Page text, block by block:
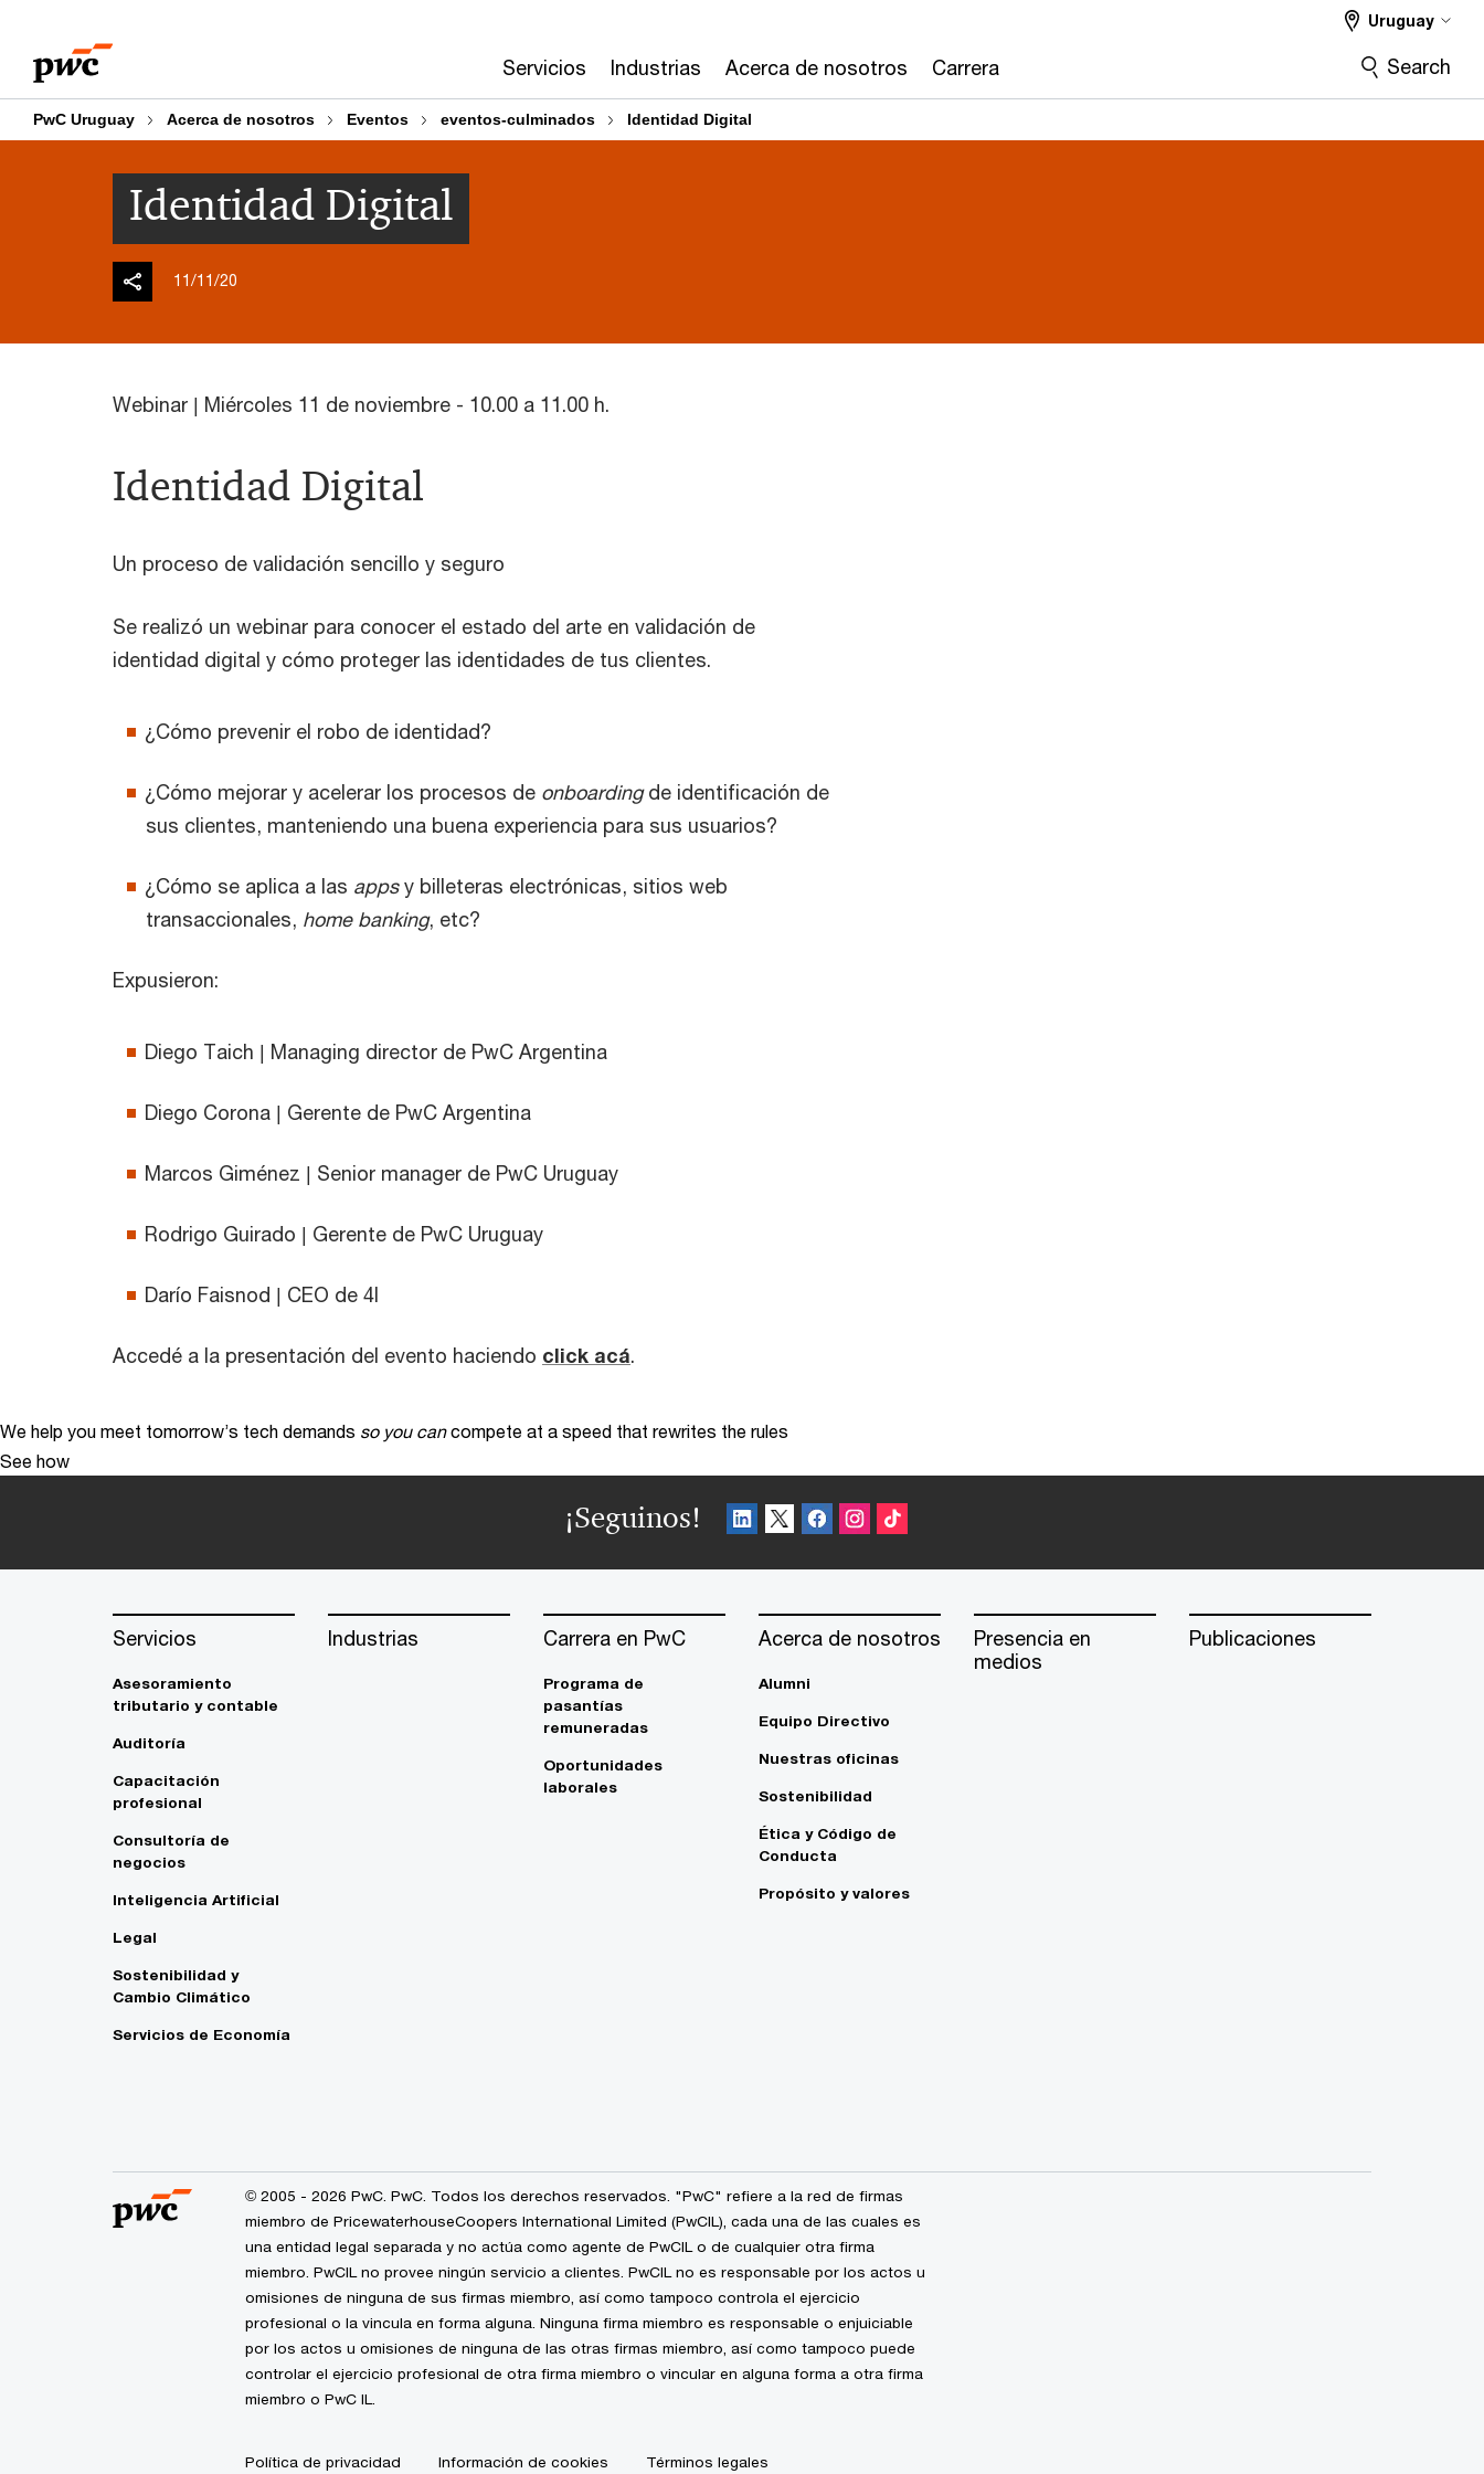
content
footer
Servicios Industrias Acerca de nosotros Carrera
Uruguay
Search
PwC Uruguay Acerca de nosotros Eventos eventos-culminados Identidad Digital
Identidad Digital
11/11/20
Webinar | Miércoles 11 de noviembre - 10.00 a 11.00 h.
Identidad Digital
Un proceso de validación sencillo y seguro
Se realizó un webinar para conocer el estado del arte en validación de
identidad digital y cómo proteger las identidades de tus clientes.
¿Cómo prevenir el robo de identidad?
¿Cómo mejorar y acelerar los procesos de onboardingde identificación de
sus clientes, manteniendo una buena experiencia para sus usuarios?
¿Cómo se aplica a las appsy billeteras electrónicas, sitios web
transaccionales, home banking, etc?
Expusieron:
Diego Taich | Managing director de PwC Argentina
Diego Corona | Gerente de PwC Argentina
Marcos Giménez | Senior manager de PwC Uruguay
Rodrigo Guirado | Gerente de PwC Uruguay
Darío Faisnod | CEO de 4I
Accedé a la presentación del evento haciendo click acá.
We help you meet tomorrow’s tech demands so you can compete at a speed that rewrites the rules
See how
¡Seguinos!
Servicios
Asesoramiento
tributario y contable
Auditoría
Capacitación
profesional
Consultoría de
negocios
Inteligencia Artificial
Legal
Sostenibilidad y
Cambio Climático
Servicios de Economía
Industrias Carrera en PwC
Programa de
pasantías
remuneradas
Oportunidades
laborales
Acerca de nosotros
Alumni
Equipo Directivo
Nuestras oficinas
Sostenibilidad
Ética y Código de
Conducta
Propósito y valores
Presencia en
medios
Publicaciones
© 2005 - 2026 PwC. PwC. Todos los derechos reservados. "PwC" refiere a la red de firmas
miembro de PricewaterhouseCoopers International Limited (PwCIL), cada una de las cuales es
una entidad legal separada y no actúa como agente de PwCIL o de cualquier otra firma
miembro. PwCIL no provee ningún servicio a clientes. PwCIL no es responsable por los actos u
omisiones de ninguna de sus firmas miembro, así como tampoco controla el ejercicio
profesional o la vincula en forma alguna. Ninguna firma miembro es responsable o enjuiciable
por los actos u omisiones de ninguna de las otras firmas miembro, así como tampoco puede
controlar el ejercicio profesional de otra firma miembro o vincular en alguna forma a otra firma
miembro o PwC IL.
Política de privacidad Información de cookies Términos legales